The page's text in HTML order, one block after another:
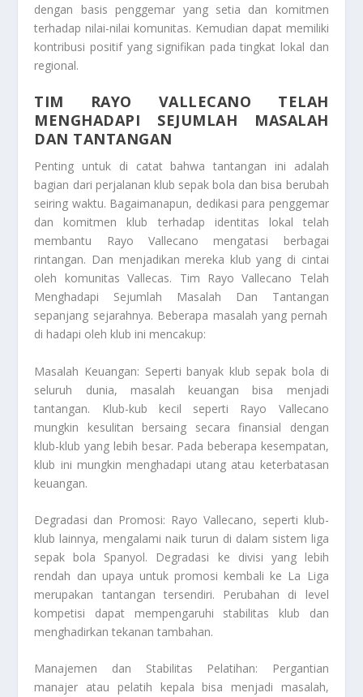
dengan basis penggemar yang setia dan komitmen
terhadap nilai-nilai komunitas. Kemudian dapat memiliki
kontribusi positif yang signifikan pada tingkat lokal dan
regional.
TIM RAYO VALLECANO TELAH
MENGHADAPI SEJUMLAH MASALAH
DAN TANTANGAN
Penting untuk di catat bahwa tantangan ini adalah
bagian dari perjalanan klub sepak bola dan bisa berubah
seiring waktu. Bagaimanapun, dedikasi para penggemar
dan komitmen klub terhadap identitas lokal telah
membantu Rayo Vallecano mengatasi berbagai
rintangan. Dan menjadikan mereka klub yang di cintai
oleh komunitas Vallecas. Tim Rayo Vallecano Telah
Menghadapi Sejumlah Masalah Dan Tantangan
sepanjang sejarahnya. Beberapa masalah yang pernah
di hadapi oleh klub ini mencakup:
Masalah Keuangan: Seperti banyak klub sepak bola di
seluruh dunia, masalah keuangan bisa menjadi
tantangan. Klub-kub kecil seperti Rayo Vallecano
mungkin kesulitan bersaing secara finansial dengan
klub-klub yang lebih besar. Pada beberapa kesempatan,
klub ini mungkin menghadapi utang atau keterbatasan
keuangan.
Degradasi dan Promosi: Rayo Vallecano, seperti klub-
klub lainnya, mengalami naik turun di dalam sistem liga
sepak bola Spanyol. Degradasi ke divisi yang lebih
rendah dan upaya untuk promosi kembali ke La Liga
merupakan tantangan tersendiri. Perubahan di level
kompetisi dapat mempengaruhi stabilitas klub dan
menghadirkan tekanan tambahan.
Manajemen dan Stabilitas Pelatihan: Pergantian
manajer atau pelatih kepala bisa menjadi masalah,